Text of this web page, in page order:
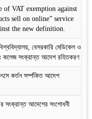
of VAT exemption against
sell on online” service
the new definition.
বেসরকারি মেডিকেল ও
কলেজ সংক্রান্ত আদেশ রহিতকরণ
কর্তন সর্ম্পকিত আদেশ
সংক্রান্ত আদেশের সংশোধনী